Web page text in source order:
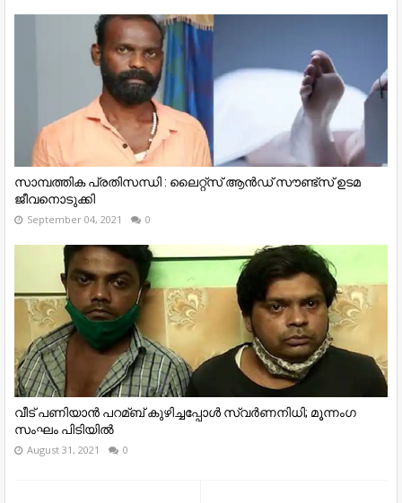
സാമ്പത്തിക പ്രതിസന്ധി : ലൈറ്റ്‌സ് ആൻഡ് സൗണ്ട്‌സ് ഉടമ
ജീവനൊടുക്കി
September 04, 2021 0
വീട് പണിയാന്‍ പറമ്ബ് കുഴിച്ചപ്പോള്‍ സ്വര്‍ണനിധി; മൂന്നംഗ
സംഘം പിടിയില്‍
August 31, 2021 0